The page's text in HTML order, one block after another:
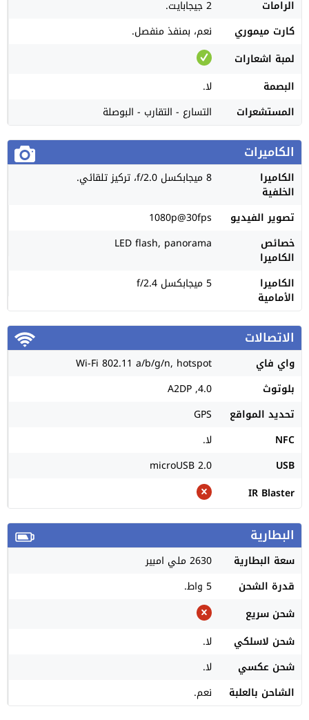
الرامات
2 جيجابايت.
كارت ميموري
نعم، بمنفذ منفصل.
لمبة اشعارات
البصمة
لا.
المستشعرات
التسارع - التقارب - البوصلة
الكاميرات
الكاميرا
الخلفية
8 ميجابكسل f/2.0، تركيز تلقائي.
تصوير الفيديو
1080p@30fps
خصائص
الكاميرا
LED flash, panorama
الكاميرا
الأمامية
5 ميجابكسل f/2.4
الاتصالات
واي فاي
Wi-Fi 802.11 a/b/g/n, hotspot
بلوتوث
4.0, A2DP
تحديد المواقع
GPS
NFC
لا.
USB
microUSB 2.0
IR Blaster
البطارية
سعة البطارية
2630 ملي امبير
قدرة الشحن
5 واط.
شحن سريع
شحن لاسلكي
لا.
شحن عكسي
لا.
الشاحن بالعلبة
نعم.